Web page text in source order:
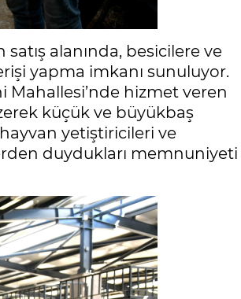
alanında, besicilere ve
yapma imkanı sunuluyor.
Mahallesi’nde hizmet veren
küçük ve büyükbaş
yetiştiricileri ve
duydukları memnuniyeti